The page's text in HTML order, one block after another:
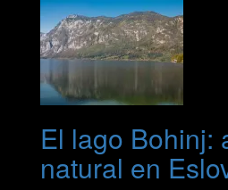
El lago Bohinj:
natural en